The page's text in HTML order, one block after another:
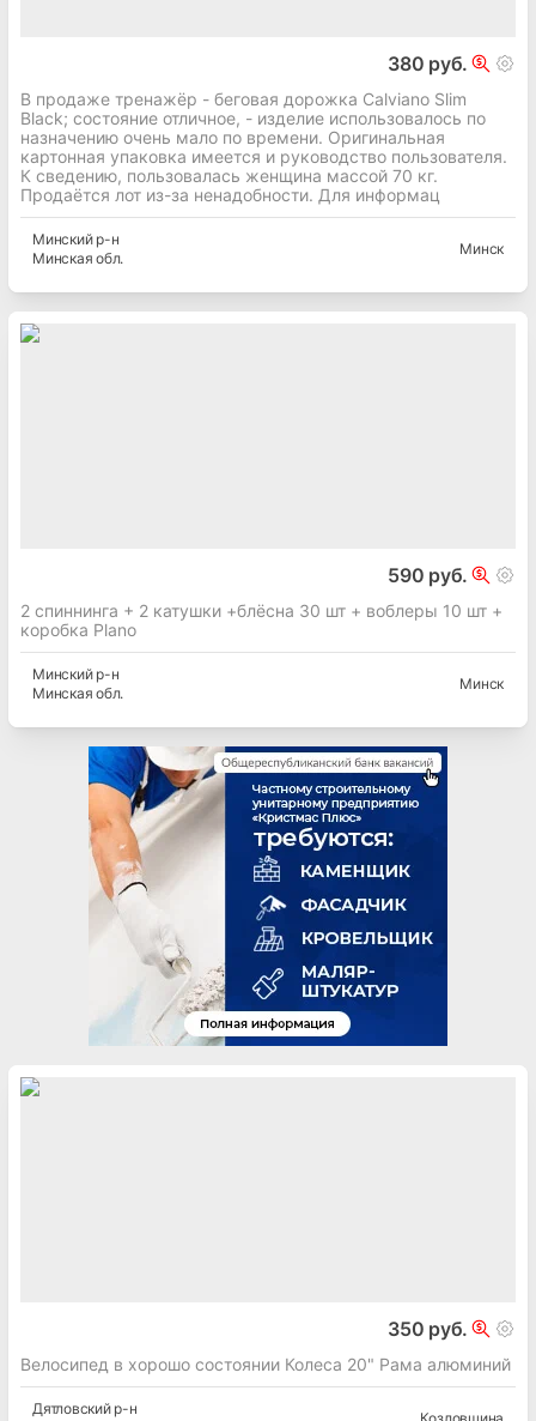
380 руб.
В продаже тренажёр - беговая дорожка Calviano Slim
Black; состояние отличное, - изделие использовалось по
назначению очень мало по времени. Оригинальная
картонная упаковка имеется и руководство пользователя.
К сведению, пользовалась женщина массой 70 кг.
Продаётся лот из-за ненадобности. Для информац
Минскийр-н
Минская обл.
Минск
590 руб.
2 спиннинга + 2 катушки +блёсна 30 шт + воблеры 10 шт +
коробка Plano
Минскийр-н
Минская обл.
Минск
350 руб.
Велосипед в хорошо состоянии Колеса 20" Рама алюминий
Дятловскийр-н